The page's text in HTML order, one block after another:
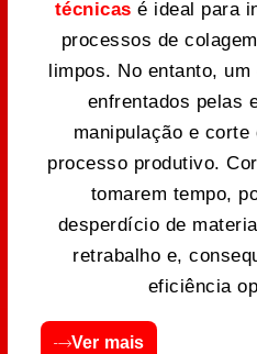
técnicas é ideal para
processos de
limpos. No entanto,
enfrentados pelas
manipulação e
processo produtivo.
tomarem tempo,
desperdício de
retrabalho e,
eficiência
Ver mais